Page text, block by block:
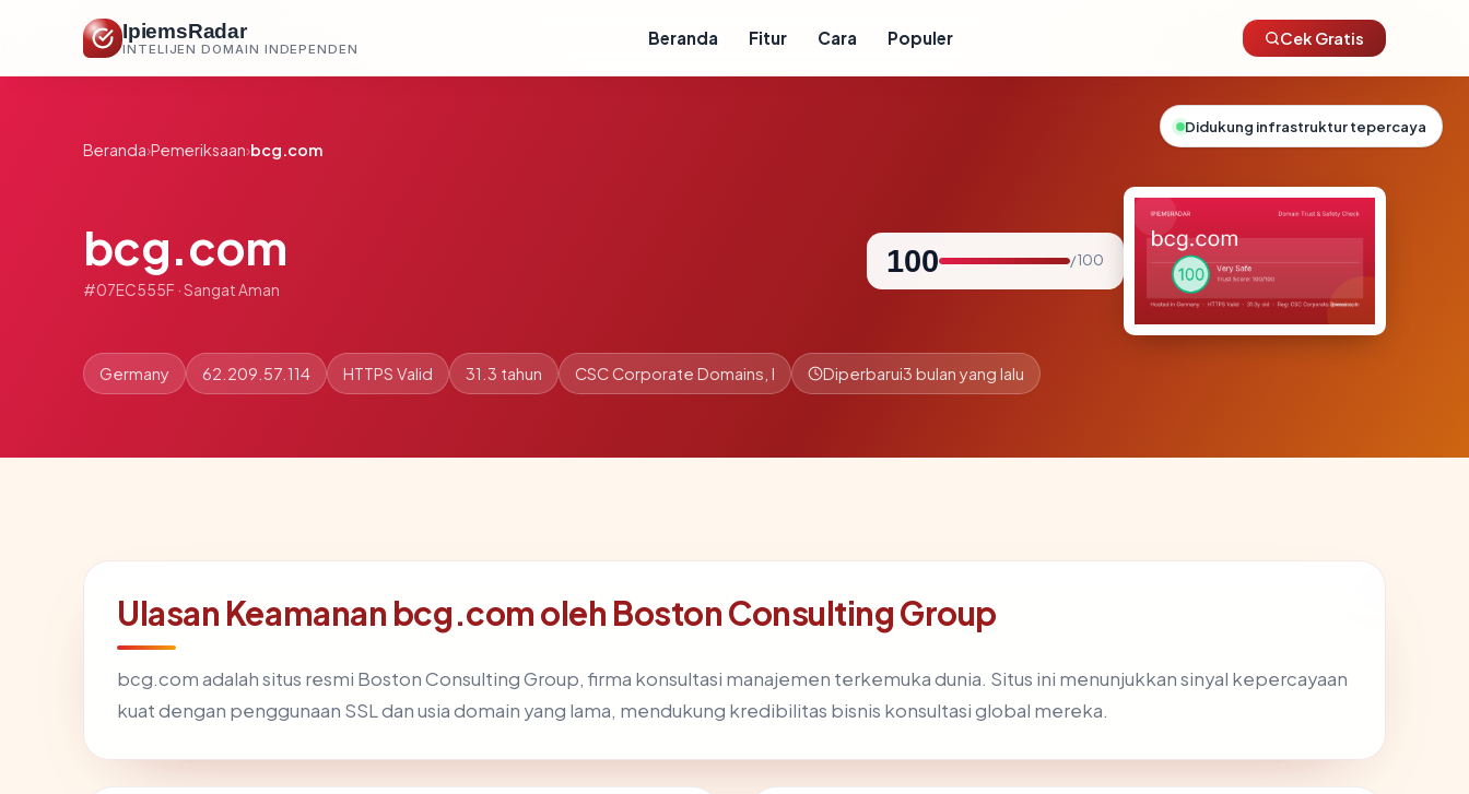
IpiemsRadar
INTELIJEN DOMAIN INDEPENDEN
Beranda Fitur Cara Populer Cek Gratis
Beranda›Pemeriksaan›bcg.com
bcg.com
#07EC555F · Sangat Aman
100 / 100
Germany 62.209.57.114 HTTPS Valid 31.3 tahun CSC Corporate Domains, I Diperbarui3 bulan yang lalu
Ulasan Keamanan bcg.com oleh Boston Consulting Group
bcg.com adalah situs resmi Boston Consulting Group, firma konsultasi manajemen terkemuka dunia. Situs ini menunjukkan sinyal kepercayaan
kuat dengan penggunaan SSL dan usia domain yang lama, mendukung kredibilitas bisnis konsultasi global mereka.
Didukung infrastruktur tepercaya